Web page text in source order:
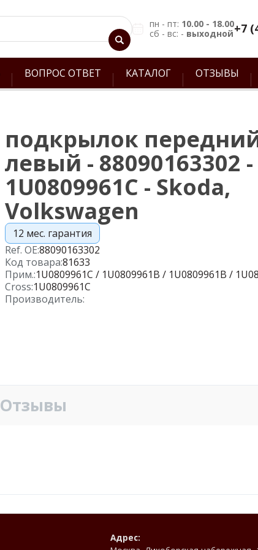
пн - пт: 10.00 - 18.00
сб - вс: - выходной+7
ВОПРОС ОТВЕТ КАТАЛОГ ОТЗЫВЫ
подкрылок
левый - 88090163302 -
1U0809961C - Skoda,
Volkswagen
12 мес. гарантия
Ref. OE:88090163302
Код товара:81633
Прим.:1U0809961C / 1U0809961B / 1U0809961B /
Cross:1U0809961C
Производитель:
Отзывы
Адрес: